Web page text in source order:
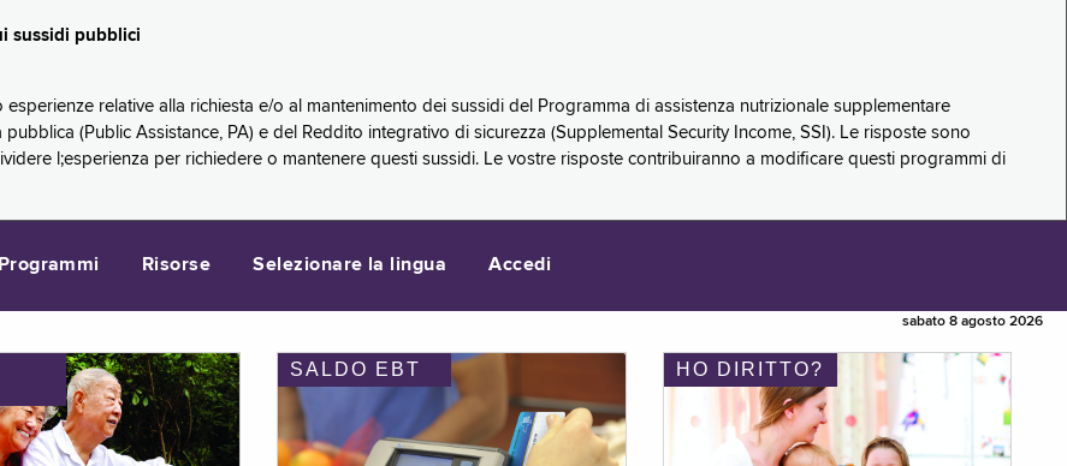
sussidi pubblici
relative alla richiesta e/o al mantenimento dei sussidi del Programma di assistenza nutrizionale supplementare
(Public Assistance, PA) e del Reddito integrativo di sicurezza (Supplemental Security Income, SSI). Le risposte sono
l;esperienza per richiedere o mantenere questi sussidi. Le vostre risposte contribuiranno a modificare questi programmi di
Programmi Risorse Selezionare la lingua Accedi
sabato 8 agosto 2026
SALDO EBT HO DIRITTO?